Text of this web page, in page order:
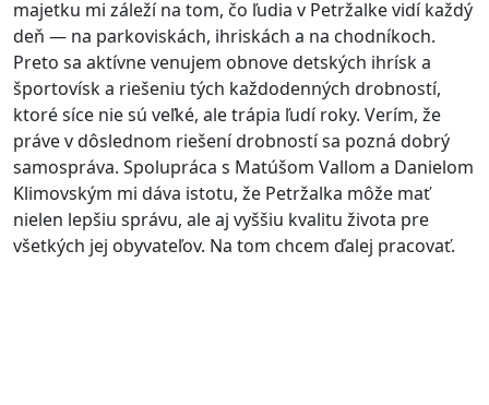
majetku mi záleží na tom, čo ľudia v Petržalke vidí každý
deň — na parkoviskách, ihriskách a na chodníkoch.
Preto sa aktívne venujem obnove detských ihrísk a
športovísk a riešeniu tých každodenných drobností,
ktoré síce nie sú veľké, ale trápia ľudí roky. Verím, že
práve v dôslednom riešení drobností sa pozná dobrý
samospráva. Spolupráca s Matúšom Vallom a Danielom
Klimovským mi dáva istotu, že Petržalka môže mať
nielen lepšiu správu, ale aj vyššiu kvalitu života pre
všetkých jej obyvateľov. Na tom chcem ďalej pracovať.